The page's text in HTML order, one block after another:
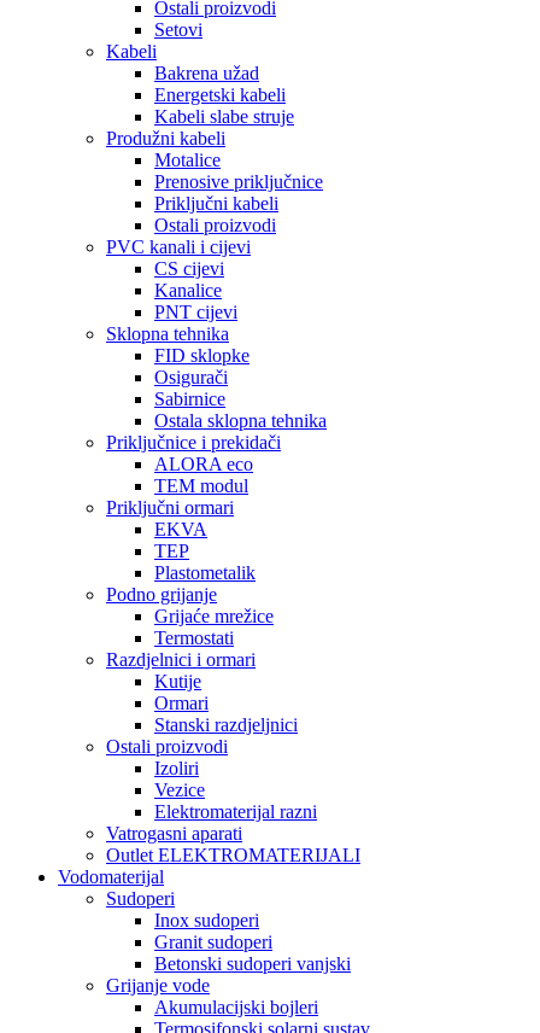
Ostali proizvodi
Setovi
Kabeli
Bakrena užad
Energetski kabeli
Kabeli slabe struje
Produžni kabeli
Motalice
Prenosive priključnice
Priključni kabeli
Ostali proizvodi
PVC kanali i cijevi
CS cijevi
Kanalice
PNT cijevi
Sklopna tehnika
FID sklopke
Osigurači
Sabirnice
Ostala sklopna tehnika
Priključnice i prekidači
ALORA eco
TEM modul
Priključni ormari
EKVA
TEP
Plastometalik
Podno grijanje
Grijaće mrežice
Termostati
Razdjelnici i ormari
Kutije
Ormari
Stanski razdjeljnici
Ostali proizvodi
Izoliri
Vezice
Elektromaterijal razni
Vatrogasni aparati
Outlet ELEKTROMATERIJALI
Vodomaterijal
Sudoperi
Inox sudoperi
Granit sudoperi
Betonski sudoperi vanjski
Grijanje vode
Akumulacijski bojleri
Termosifonski solarni sustav